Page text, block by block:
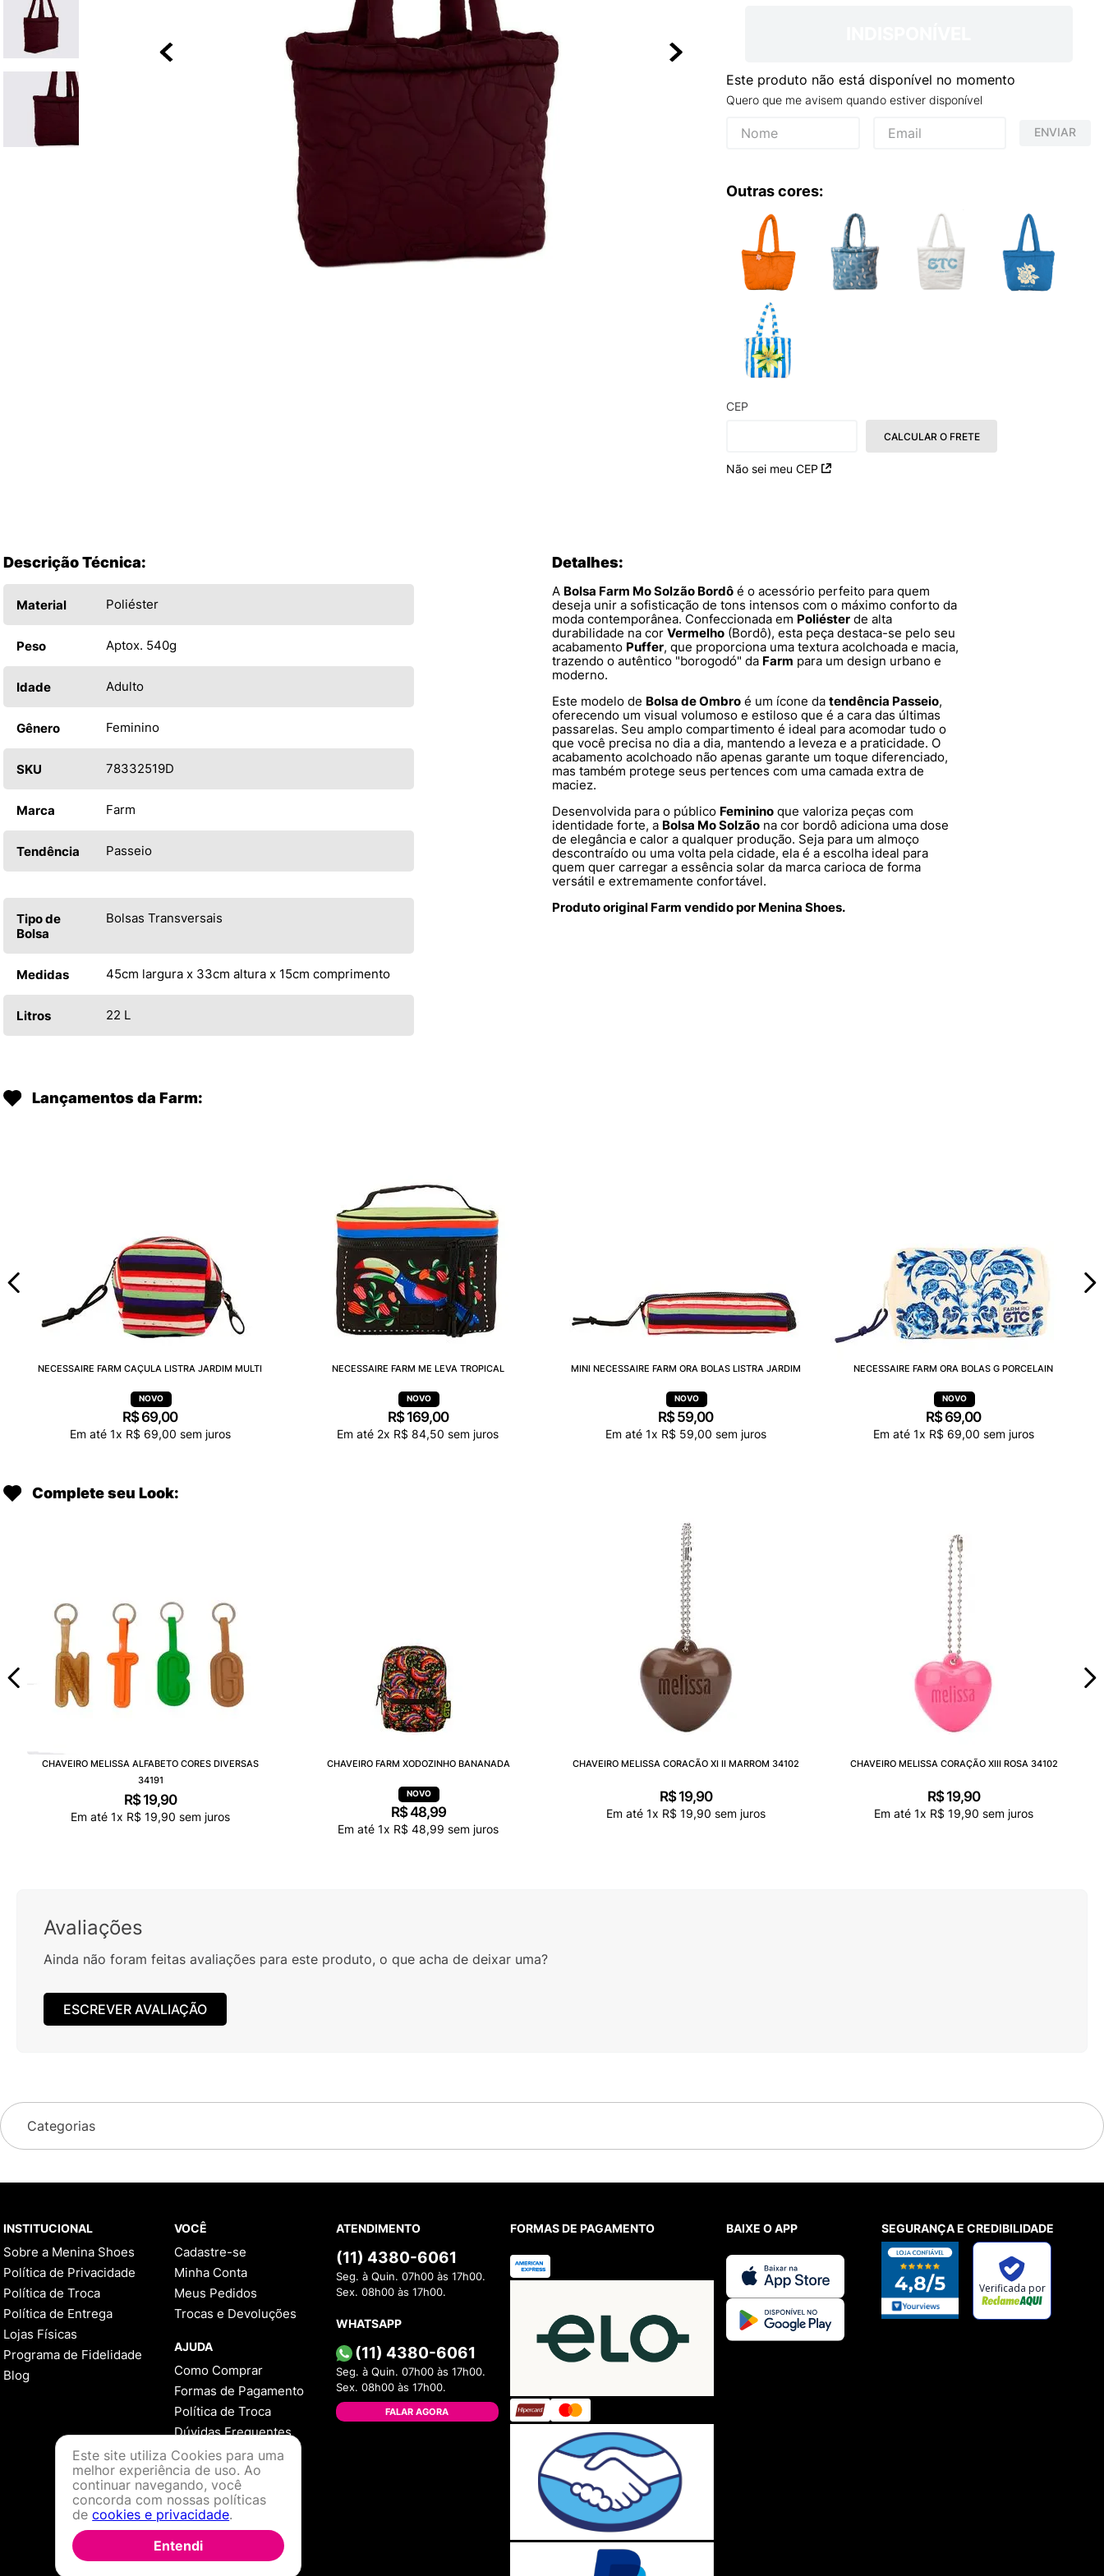
Este produto não está disponível no momento
Quero que me avisem quando estiver disponível
ENVIAR
Outras cores:
CEP
Não sei meu CEP
CALCULAR O FRETE
Descrição Técnica:
Material Poliéster
Peso Aptox. 540g
Idade Adulto
Gênero Feminino
SKU 78332519D
Marca Farm
Tendência Passeio
Tipo de
Bolsa
Bolsas Transversais
Medidas 45cm largura x 33cm altura x 15cm comprimento
Litros 22 L
Detalhes:
A Bolsa Farm Mo Solzão Bordô é o acessório perfeito para quem
deseja unir a sofisticação de tons intensos com o máximo conforto da
moda contemporânea. Confeccionada em Poliéster de alta
durabilidade na cor Vermelho (Bordô), esta peça destaca-se pelo seu
acabamento Puffer, que proporciona uma textura acolchoada e macia,
trazendo o autêntico "borogodó" da Farm para um design urbano e
moderno.
Este modelo de Bolsa de Ombro é um ícone da tendência Passeio,
oferecendo um visual volumoso e estiloso que é a cara das últimas
passarelas. Seu amplo compartimento é ideal para acomodar tudo o
que você precisa no dia a dia, mantendo a leveza e a praticidade. O
acabamento acolchoado não apenas garante um toque diferenciado,
mas também protege seus pertences com uma camada extra de
maciez.
Desenvolvida para o público Feminino que valoriza peças com
identidade forte, a Bolsa Mo Solzão na cor bordô adiciona uma dose
de elegância e calor a qualquer produção. Seja para um almoço
descontraído ou uma volta pela cidade, ela é a escolha ideal para
quem quer carregar a essência solar da marca carioca de forma
versátil e extremamente confortável.
Produto original Farm vendido por Menina Shoes.
Lançamentos da Farm:
NECESSAIRE FARM CAÇULA LISTRA JARDIM MULTI
R$69,00
Em até 1x R$ 69,00 sem juros
NECESSAIRE FARM ME LEVA TROPICAL
R$ 169,00
Em até 2x R$ 84,50 sem juros
MINI NECESSAIRE FARM ORA BOLAS LISTRA JARDIM
R$59,00
Em até 1x R$ 59,00 sem juros
NECESSAIRE FARM ORA BOLAS G PORCELAIN
R$69,00
Em até 1x R$ 69,00 sem juros
Complete seu Look:
CHAVEIRO MELISSA ALFABETO CORES DIVERSAS
34191
R$ 19,90
Em até 1x R$ 19,90 sem juros
CHAVEIRO FARM XODOZINHO BANANADA
R$48,99
Em até 1x R$ 48,99 sem juros
CHAVEIRO MELISSA CORACÃO XI II MARROM 34102
R$ 19,90
Em até 1x R$ 19,90 sem juros
CHAVEIRO MELISSA CORAÇÃO XIII ROSA 34102
R$ 19,90
Em até 1x R$ 19,90 sem juros
Avaliações
Ainda não foram feitas avaliações para este produto, o que acha de deixar uma?
ESCREVER AVALIAÇÃO
Categorias
INSTITUCIONAL
Sobre a Menina Shoes
Política de Privacidade
Política de Troca
Política de Entrega
Lojas Físicas
Programa de Fidelidade
Blog
VOCÊ
Cadastre-se
Minha Conta
Meus Pedidos
Trocas e Devoluções
AJUDA
Como Comprar
Formas de Pagamento
Política de Troca
Dúvidas Frequentes
ATENDIMENTO
(11) 4380-6061
Seg. à Quin. 07h00 às 17h00.
Sex. 08h00 às 17h00.
WHATSAPP
(11) 4380-6061
Seg. à Quin. 07h00 às 17h00.
Sex. 08h00 às 17h00.
FALAR AGORA
FORMAS DE PAGAMENTO BAIXE O APP SEGURANÇA E CREDIBILIDADE
Este site utiliza Cookies para uma
melhor experiência de uso. Ao
continuar navegando, você
concorda com nossas políticas
decookies e privacidade.
Entendi